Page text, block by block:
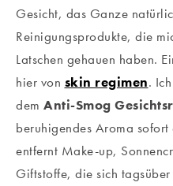
Gesicht, das Ganze
Reinigungsprodukte, die
Latschen gehauen haben.
hier von skin regimen.
dem Anti-Smog
beruhigendes Aroma sofort
entfernt Make-up,
Giftstoffe, die sich